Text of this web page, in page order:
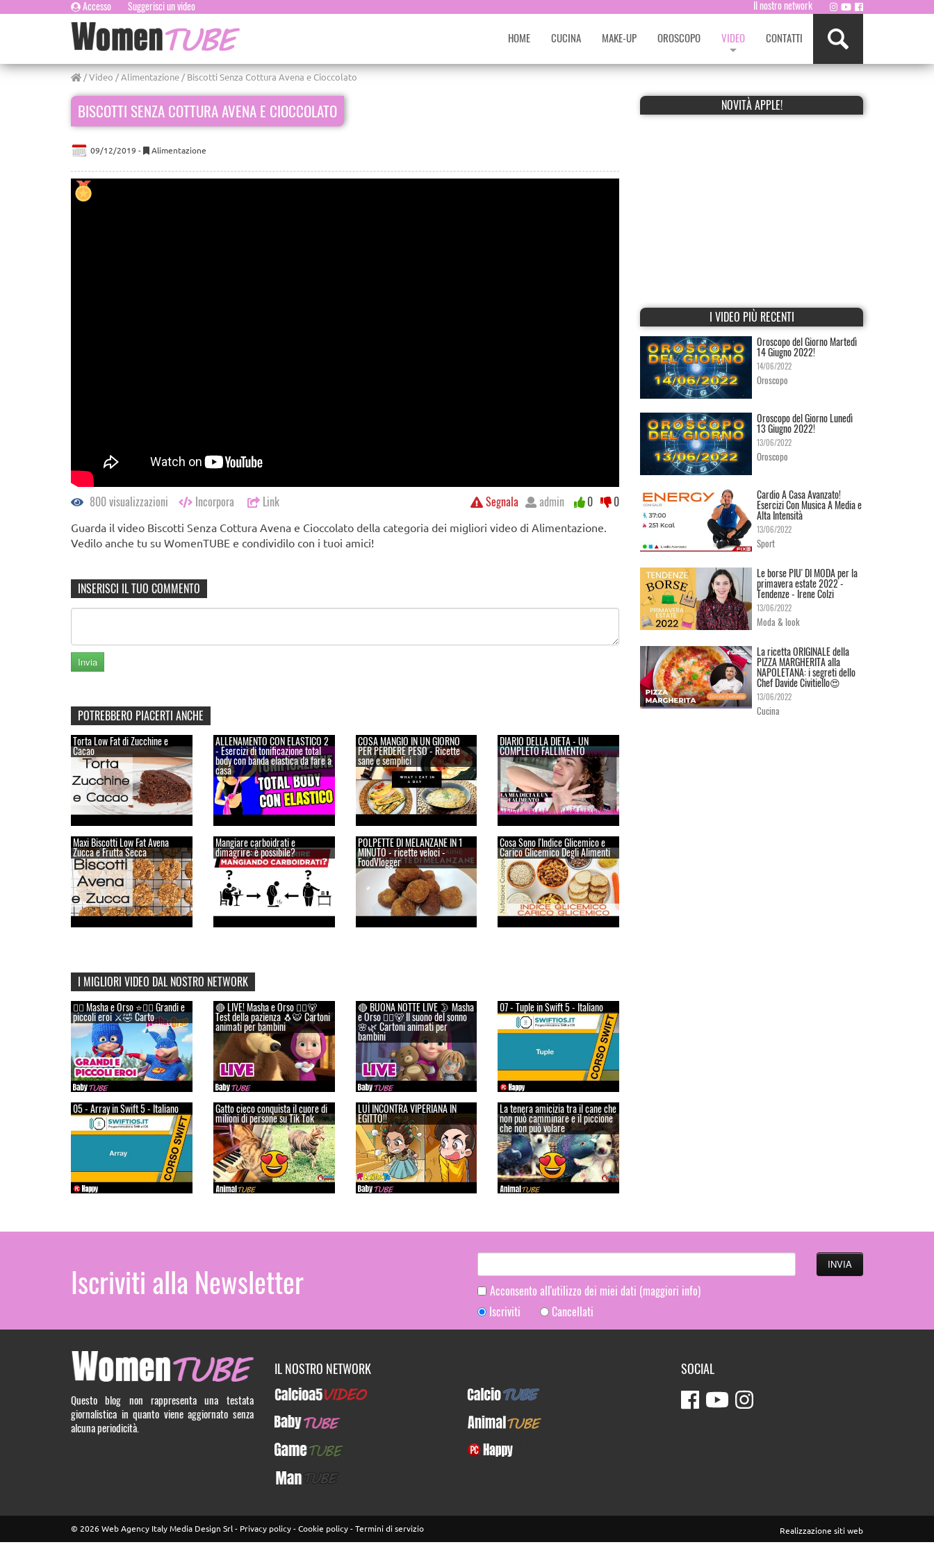
Accesso Suggerisci un video Il nostro network
HOME CUCINA MAKE-UP OROSCOPO VIDEO CONTATTI
/Video /Alimentazione/ Biscotti Senza Cottura Avena e Cioccolato
BISCOTTI SENZA COTTURA AVENA E CIOCCOLATO
09/12/2019 - Alimentazione
800 visualizzazioni Incorpora Link Segnala admin 0 0
Guarda il video Biscotti Senza Cottura Avena e Cioccolato della categoria dei migliori video di Alimentazione.
Vedilo anche tu su WomenTUBE e condividilo con i tuoi amici!
INSERISCI IL TUO COMMENTO
POTREBBERO PIACERTI ANCHE
Torta Low Fat di Zucchine e
Cacao
ALLENAMENTO CON ELASTICO 2
- Esercizi di tonificazione total
body con banda elastica da fare a
casa
COSA MANGIO IN UN GIORNO
PER PERDERE PESO - Ricette
sane e semplici
DIARIO DELLA DIETA - UN
COMPLETO FALLIMENTO
Maxi Biscotti Low Fat Avena
Zucca e Frutta Secca
Mangiare carboidrati e
dimagrire: è possibile?
POLPETTE DI MELANZANE IN 1
MINUTO - ricette veloci -
FoodVlogger
Cosa Sono l'Indice Glicemico e
Carico Glicemico Degli Alimenti
I MIGLIORI VIDEO DAL NOSTRO NETWORK
👱‍♀️ Masha e Orso ⭐🦸‍♀️ Grandi e
piccoli eroi ⚔️🤣 Carto
🔴 LIVE! Masha e Orso 👱‍♀️🐻
Test della pazienza 🐧🐯 Cartoni
animati per bambini
🔴 BUONA NOTTE LIVE 🌛 Masha
e Orso 👱‍♀️🐻 Il suono del sonno
🌸🌿 Cartoni animati per
bambini
07 - Tuple in Swift 5 - Italiano
05 - Array in Swift 5 - Italiano Gatto cieco conquista il cuore di
milioni di persone su Tik Tok
LUÌ INCONTRA VIPERIANA IN
EGITTO!!
La tenera amicizia tra il cane che
non può camminare e il piccione
che non può volare
NOVITÀ APPLE!
I VIDEO PIÙ RECENTI
Oroscopo del Giorno Martedì
14 Giugno 2022!
14/06/2022
Oroscopo
Oroscopo del Giorno Lunedì
13 Giugno 2022!
13/06/2022
Oroscopo
Cardio A Casa Avanzato!
Esercizi Con Musica A Media e
Alta Intensità
13/06/2022
Sport
Le borse PIU' DI MODA per la
primavera estate 2022 -
Tendenze - Irene Colzi
13/06/2022
Moda & look
La ricetta ORIGINALE della
PIZZA MARGHERITA alla
NAPOLETANA: i segreti dello
Chef Davide Civitiello😍
13/06/2022
Cucina
Iscriviti alla Newsletter Acconsento all'utilizzo dei miei dati (maggiori info)
Iscriviti
Cancellati
Questo blog non rappresenta una testata
giornalistica in quanto viene aggiornato senza
alcuna periodicità.
IL NOSTRO NETWORK
Calcioa5Video
CalcioTUBE
BabyTUBE
AnimalTUBE
GameTUBE
PcHappy
ManTUBE
SOCIAL
© 2026 Web Agency Italy Media Design Srl - Privacy policy-Cookie policy-Termini di servizio Realizzazione siti web